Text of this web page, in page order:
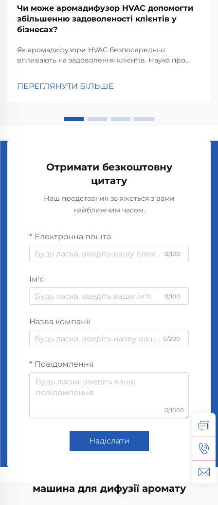
Чи може аромадифузор HVAC допомогти
збільшенню задоволеності клієнтів у
бізнесах?
Як аромадифузори HVAC безпосередньо
впливають на задоволення клієнтів. Наука про
велике значення, коли мова йде про збереження
ПЕРЕГЛЯНУТИ БІЛЬШЕ
Отримати безкоштовну
цитату
Наш представник зв’яжеться з вами
найближчим часом.
Електронна пошта
0/100
Ім'я
0/100
Назва компанії
0/200
Повідомлення
0/1000
Надіслати
машина для дифузії аромату